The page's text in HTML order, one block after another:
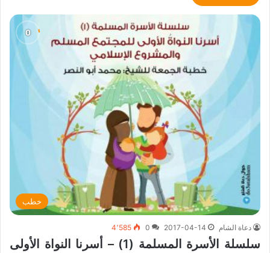
خطب
دعاة الشام 2017-04-14
0 4٬585
سلسلة الأسرة المسلمة (1) – أسرنا النواة الأولى